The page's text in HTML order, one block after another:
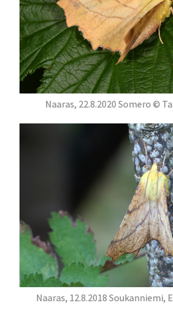
Naaras, 22.8.2020 Somero ©
Naaras, 12.8.2018 Soukanniemi,